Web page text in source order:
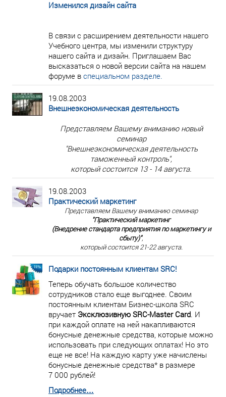
Изменился дизайн сайта
В связи с расширением деятельности нашего
Учебного центра, мы изменили структуру
нашего сайта и дизайн. Приглашаем Вас
высказаться о новой версии сайта на нашем
форуме в специальном разделе.
19.08.2003
Внешнеэкономическая деятельность
Представляем Вашему вниманию новый
семинар
"Внешнеэкономическая деятельность
таможенный контроль",
который состоится 13 - 14 августа.
19.08.2003
Практический маркетинг
Представляем Вашему вниманию семинар
"Практический маркетинг
(Внедрение стандарта предприятия по маркетингу и
сбыту)",
который состоится 21-22 августа.
Подарки постоянным клиентам SRC!
Теперь обучать большое количество
сотрудников стало еще выгоднее. Своим
постоянным клиентам Бизнес-школа SRC
вручает Эксклюзивную SRC-Master Card. И
при каждой оплате на ней накапливаются
бонусные денежные средства, которые можно
использовать при следующих оплатах! Но это
еще не все! На каждую карту уже начислены
бонусные денежные средства* в размере
7 000 рублей!
Подробнее…